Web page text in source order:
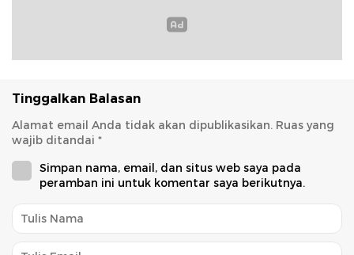
Tinggalkan Balasan
Alamat email Anda tidak akan dipublikasikan. Ruas yang
wajib ditandai *
Simpan nama, email, dan situs web saya pada
peramban ini untuk komentar saya berikutnya.